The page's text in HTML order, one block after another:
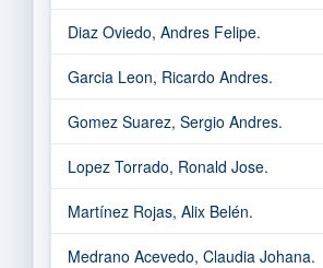
Diaz Oviedo, Andres Felipe.
Garcia Leon, Ricardo Andres.
Gomez Suarez, Sergio Andres.
Lopez Torrado, Ronald Jose.
Martínez Rojas, Alix Belén.
Medrano Acevedo, Claudia Johana.